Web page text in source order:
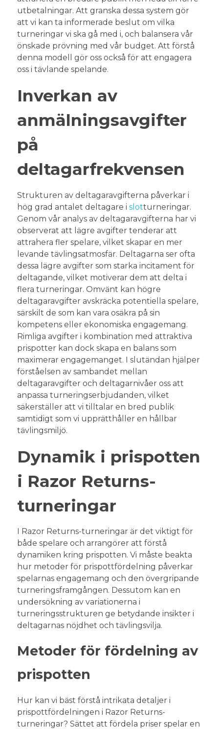
utbetalningar. Att granska dessa system gör
att vi kan ta informerade beslut om vilka
turneringar vi ska gå med i, och balansera vår
önskade prövning med vår budget. Att förstå
denna modell gör oss också för att engagera
oss i tävlande spelande.
Inverkan av
anmälningsavgifter
på
deltagarfrekvensen
Strukturen av deltagaravgifterna påverkar i
hög grad antalet deltagare i slotturneringar.
Genom vår analys av deltagaravgifterna har vi
observerat att lägre avgifter tenderar att
attrahera fler spelare, vilket skapar en mer
levande tävlingsatmosfär. Deltagarna ser ofta
dessa lägre avgifter som starka incitament för
deltagande, vilket motiverar dem att delta i
flera turneringar. Omvänt kan högre
deltagaravgifter avskräcka potentiella spelare,
särskilt de som kan vara osäkra på sin
kompetens eller ekonomiska engagemang.
Rimliga avgifter i kombination med attraktiva
prispotter kan dock skapa en balans som
maximerar engagemanget. I slutändan hjälper
förståelsen av sambandet mellan
deltagaravgifter och deltagarnivåer oss att
anpassa turneringserbjudanden, vilket
säkerställer att vi tilltalar en bred publik
samtidigt som vi upprätthåller en hållbar
tävlingsmiljö.
Dynamik i prispotten
i Razor Returns-
turneringar
I Razor Returns-turneringar är det viktigt för
både spelare och arrangörer att förstå
dynamiken kring prispotten. Vi måste beakta
hur metoder för prispottfördelning påverkar
spelarnas engagemang och den övergripande
turneringsframgången. Dessutom kan en
undersökning av variationerna i
turneringsstrukturen ge betydande insikter i
deltagarnas nöjdhet och tävlingsvilja.
Metoder för fördelning av
prispotten
Hur kan vi bäst förstå intrikata detaljer i
prispottfördelningen i Razor Returns-
turneringar? Sättet att fördela priser spelar en